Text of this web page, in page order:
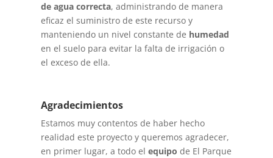
de agua correcta, administrando de manera
eficaz el suministro de este recurso y
manteniendo un nivel constante de humedad
en el suelo para evitar la falta de irrigación o
el exceso de ella.
Agradecimientos
Estamos muy contentos de haber hecho
realidad este proyecto y queremos agradecer,
en primer lugar, a todo elequipo de El Parque